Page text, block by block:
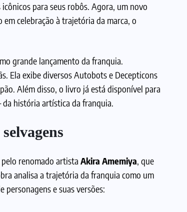
para seus robôs. Agora, um novo
celebração à trajetória da marca, o
grande lançamento da franquia.
Ela exibe diversos Autobots e Decepticons
Além disso, o livro já está disponível para
história artística da franquia.
renomado artista Akira Amemiya, que
analisa a trajetória da franquia como um
personagens e suas versões: